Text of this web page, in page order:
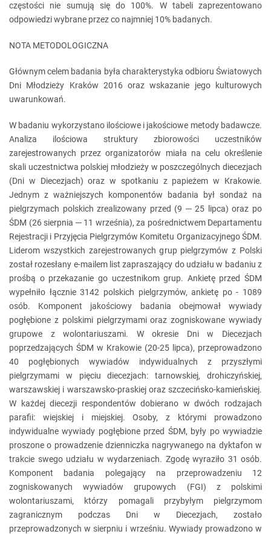
częstości nie sumują się do 100%. W tabeli zaprezentowano
odpowiedzi wybrane przez co najmniej 10% badanych.
NOTA METODOLOGICZNA
Głównym celem badania była charakterystyka odbioru Światowych
Dni Młodzieży Kraków 2016 oraz wskazanie jego kulturowych
uwarunkowań.
W badaniu wykorzystano ilościowe i jakościowe metody badawcze.
Analiza ilościowa struktury zbiorowości uczestników
zarejestrowanych przez organizatorów miała na celu określenie
skali uczestnictwa polskiej młodzieży w poszczególnych diecezjach
(Dni w Diecezjach) oraz w spotkaniu z papieżem w Krakowie.
Jednym z ważniejszych komponentów badania był sondaż na
pielgrzymach polskich zrealizowany przed (9 ─ 25 lipca) oraz po
ŚDM (26 sierpnia ─ 11 września), za pośrednictwem Departamentu
Rejestracji i Przyjęcia Pielgrzymów Komitetu Organizacyjnego ŚDM.
Liderom wszystkich zarejestrowanych grup pielgrzymów z Polski
został rozesłany e-mailem list zapraszający do udziału w badaniu z
prośbą o przekazanie go uczestnikom grup. Ankietę przed ŚDM
wypełniło łącznie 3142 polskich pielgrzymów, ankietę po - 1089
osób. Komponent jakościowy badania obejmował wywiady
pogłębione z polskimi pielgrzymami oraz zogniskowane wywiady
grupowe z wolontariuszami. W okresie Dni w Diecezjach
poprzedzających ŚDM w Krakowie (20-25 lipca), przeprowadzono
40 pogłębionych wywiadów indywidualnych z przyszłymi
pielgrzymami w pięciu diecezjach: tarnowskiej, drohiczyńskiej,
warszawskiej i warszawsko-praskiej oraz szczecińsko-kamieńskiej.
W każdej diecezji respondentów dobierano w dwóch rodzajach
parafii: wiejskiej i miejskiej. Osoby, z którymi prowadzono
indywidualne wywiady pogłębione przed ŚDM, były po wywiadzie
proszone o prowadzenie dzienniczka nagrywanego na dyktafon w
trakcie swego udziału w wydarzeniach. Zgodę wyraziło 31 osób.
Komponent badania polegający na przeprowadzeniu 12
zogniskowanych wywiadów grupowych (FGI) z polskimi
wolontariuszami, którzy pomagali przybyłym pielgrzymom
zagranicznym podczas Dni w Diecezjach, zostało
przeprowadzonych w sierpniu i wrześniu. Wywiady prowadzono w